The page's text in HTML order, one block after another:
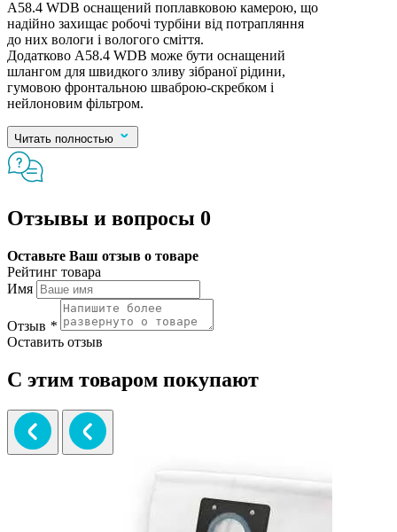
A58.4 WDB оснащений поплавковою камерою, що
надійно захищає робочі турбіни від потрапляння
до них вологи і вологого сміття.
Додатково A58.4 WDB може бути оснащений
шлангом для швидкого зливу зібраної рідини,
гумовою фронтальною шваброю-скребком і
нейлоновим фільтром.
Читать полностью
Отзывы и вопросы 0
Оставьте Ваш отзыв о товаре
Рейтинг товара
Имя
Отзыв *
Оставить отзыв
С этим товаром покупают